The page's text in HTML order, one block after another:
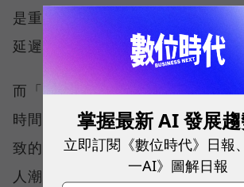
是重要的線上會議，都需要網路
延遲且持續運作。
而「品質一致性」則是衡量電信業
時間、不同地點、不同網路負載下
致的網路服務品質。無論是在跨年
人潮密集場域，或是在高速移動時
掌握最新 AI 發展趨
立即訂閱《數位時代》日報
一AI》圖解日報